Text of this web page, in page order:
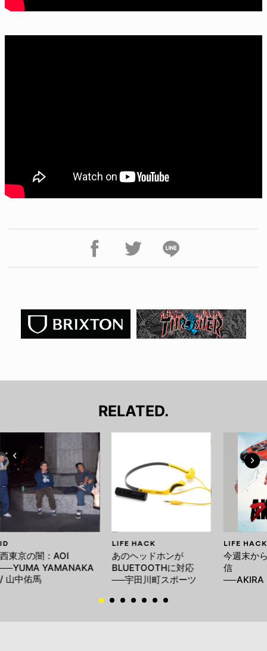
RELATED.
ID
西東京の闇：AOI
──YUMA YAMANAKA
/ 山中佑馬
LIFE HACK
あのヘッドホンが
BLUETOOTHに対応
──宇田川町スポーツ
LIFE HACK
今週末か
信
──AKIRA